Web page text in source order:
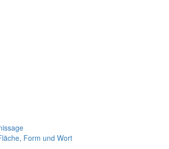
Form und Wort